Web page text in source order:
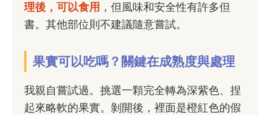
理後，可以食用 ，但風味和安全性有許多但
書。其他部位則不建議隨意嘗試。
果實可以吃嗎？關鍵在成熟度與處理
我親自嘗試過。挑選一顆完全轉為深紫色、捏
起來略軟的果實。剝開後，裡面是橙紅色的假